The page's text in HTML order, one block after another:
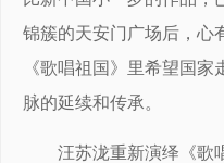
锦簇的天安门广场后，心
《歌唱祖国》里希望国
脉的延续和传承。
汪苏泷重新演绎《歌